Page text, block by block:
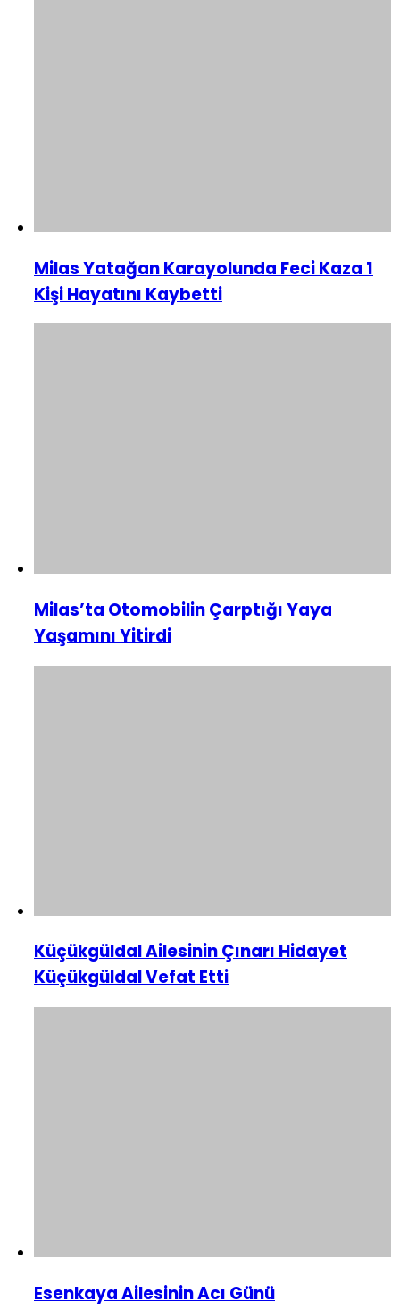
Milas Yatağan Karayolunda Feci Kaza 1
Kişi Hayatını Kaybetti
Milas’ta Otomobilin Çarptığı Yaya
Yaşamını Yitirdi
Küçükgüldal Ailesinin Çınarı Hidayet
Küçükgüldal Vefat Etti
Esenkaya Ailesinin Acı Günü